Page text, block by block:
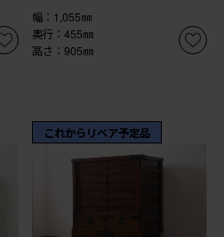
幅：1,055㎜
奥行：455㎜
高さ：905㎜
これからリペア予定品